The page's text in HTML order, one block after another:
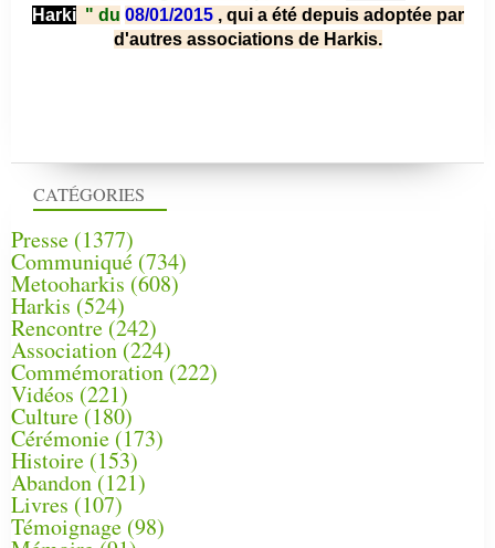
CATÉGORIES
Presse (1377)
Communiqué (734)
Metooharkis (608)
Harkis (524)
Rencontre (242)
Association (224)
Commémoration(222)
Vidéos (221)
Culture(180)
Cérémonie (173)
Histoire (153)
Abandon(121)
Livres (107)
Témoignage (98)
Harki " du 08/01/2015 , qui a été depuis adoptée par
d'autres associations de Harkis.